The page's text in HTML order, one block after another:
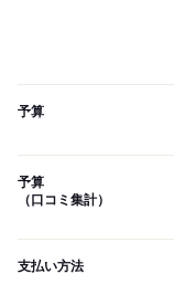
予算
予算
（口コミ集計）
支払い方法